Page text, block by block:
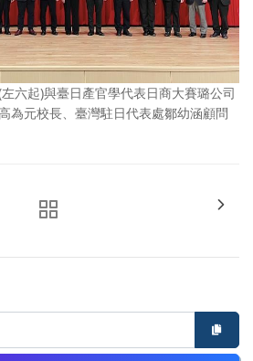
六起)與臺日產官學代表日商大賽璐公司
為元校長、臺灣駐日代表處鄒幼涵顧問